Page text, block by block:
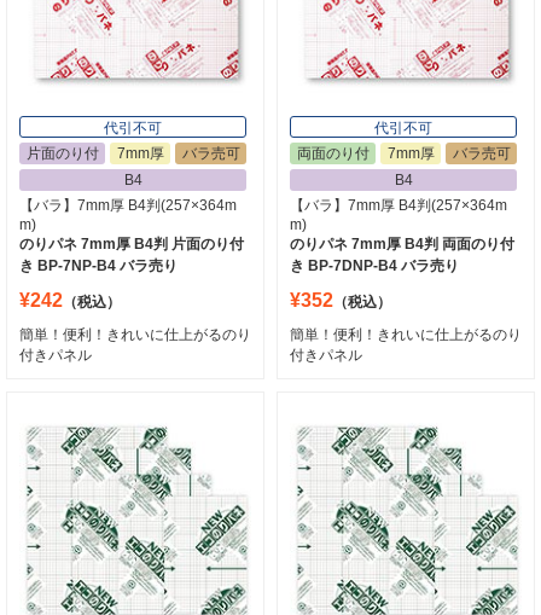
代引不可
片面のり付
7mm厚
バラ売可
B4
【バラ】7mm厚 B4判(257×364m
m)
のりパネ 7mm厚 B4判 片面のり付
き BP-7NP-B4 バラ売り
¥242 （税込）
簡単！便利！きれいに仕上がるのり
付きパネル
代引不可
両面のり付
7mm厚
バラ売可
B4
【バラ】7mm厚 B4判(257×364m
m)
のりパネ 7mm厚 B4判 両面のり付
き BP-7DNP-B4 バラ売り
¥352 （税込）
簡単！便利！きれいに仕上がるのり
付きパネル